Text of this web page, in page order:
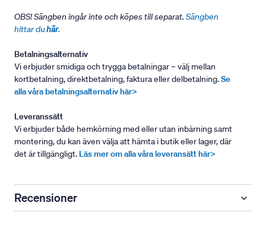
OBS! Sängben ingår inte och köpes till separat. Sängben
hittar duhär.
Betalningsalternativ
Vi erbjuder smidiga och trygga betalningar – välj mellan
kortbetalning, direktbetalning, faktura eller delbetalning.Se
alla våra betalningsalternativ här>
Leveranssätt
Vi erbjuder både hemkörning med eller utan inbärning samt
montering, du kan även välja att hämta i butik eller lager, där
det är tillgängligt. Läs mer om alla våra leveransätt här>
Recensioner